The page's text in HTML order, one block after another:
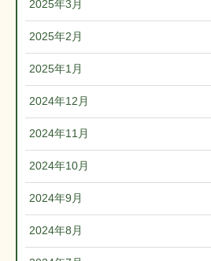
2025年3月
2025年2月
2025年1月
2024年12月
2024年11月
2024年10月
2024年9月
2024年8月